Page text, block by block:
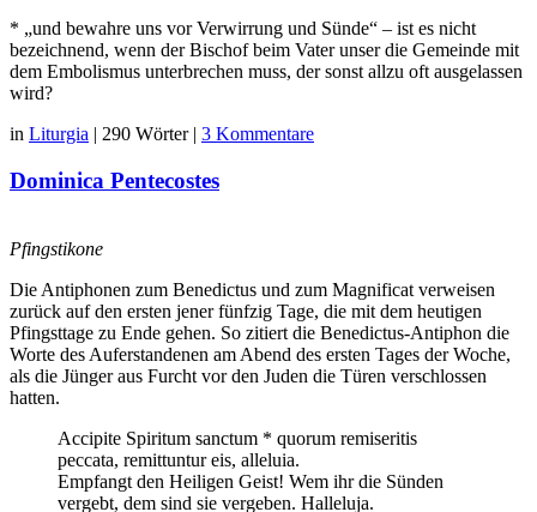
* „und bewahre uns vor Verwirrung und Sünde“ – ist es nicht
bezeichnend, wenn der Bischof beim Vater unser die Gemeinde mit
dem Embolismus unterbrechen muss, der sonst allzu oft ausgelassen
wird?
in Liturgia 290 Wörter 3 Kommentare
Dominica Pentecostes
Pfingstikone
Die Antiphonen zum Benedictus und zum Magnificat verweisen
zurück auf den ersten jener fünfzig Tage, die mit dem heutigen
Pfingsttage zu Ende gehen. So zitiert die Benedictus-Antiphon die
Worte des Auferstandenen am Abend des ersten Tages der Woche,
als die Jünger aus Furcht vor den Juden die Türen verschlossen
hatten.
Accipite Spiritum sanctum * quorum remiseritis
peccata, remittuntur eis, alleluia.
Empfangt den Heiligen Geist! Wem ihr die Sünden
vergebt, dem sind sie vergeben. Halleluja.